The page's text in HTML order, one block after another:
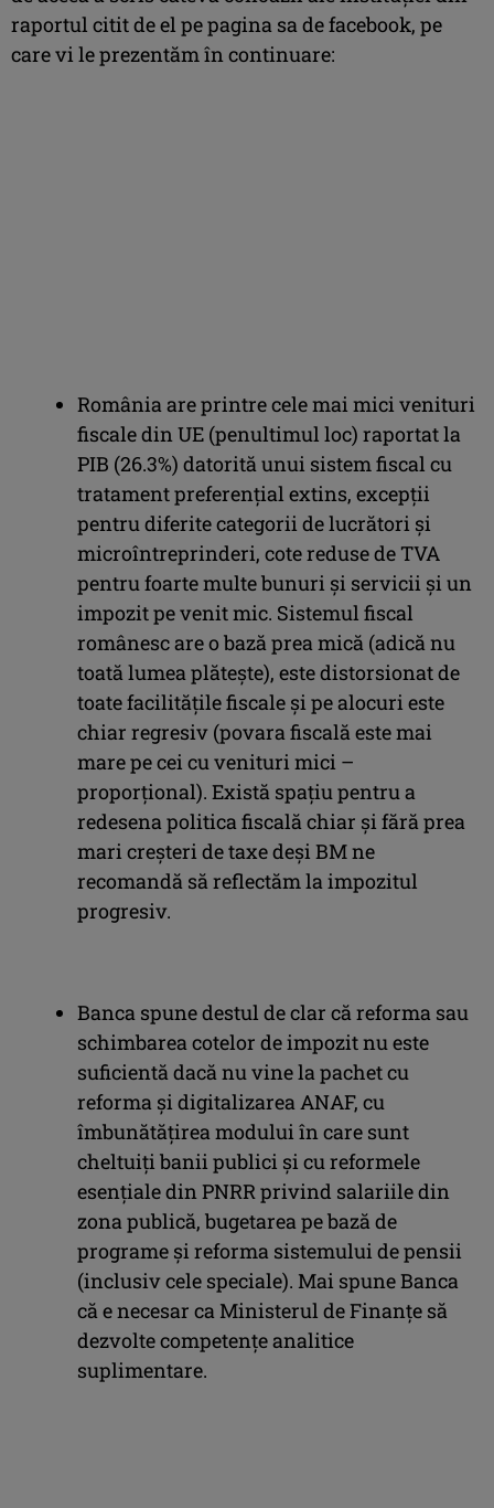
raportul citit de el pe pagina sa de facebook, pe
care vi le prezentăm în continuare:
România are printre cele mai mici venituri
fiscale din UE (penultimul loc) raportat la
PIB (26.3%) datorită unui sistem fiscal cu
tratament preferențial extins, excepții
pentru diferite categorii de lucrători și
microîntreprinderi, cote reduse de TVA
pentru foarte multe bunuri și servicii și un
impozit pe venit mic. Sistemul fiscal
românesc are o bază prea mică (adică nu
toată lumea plătește), este distorsionat de
toate facilitățile fiscale și pe alocuri este
chiar regresiv (povara fiscală este mai
mare pe cei cu venituri mici –
proporțional). Există spațiu pentru a
redesena politica fiscală chiar și fără prea
mari creșteri de taxe deși BM ne
recomandă să reflectăm la impozitul
progresiv.
Banca spune destul de clar că reforma sau
schimbarea cotelor de impozit nu este
suficientă dacă nu vine la pachet cu
reforma și digitalizarea ANAF, cu
îmbunătățirea modului în care sunt
cheltuiți banii publici și cu reformele
esențiale din PNRR privind salariile din
zona publică, bugetarea pe bază de
programe și reforma sistemului de pensii
(inclusiv cele speciale). Mai spune Banca
că e necesar ca Ministerul de Finanțe să
dezvolte competențe analitice
suplimentare.